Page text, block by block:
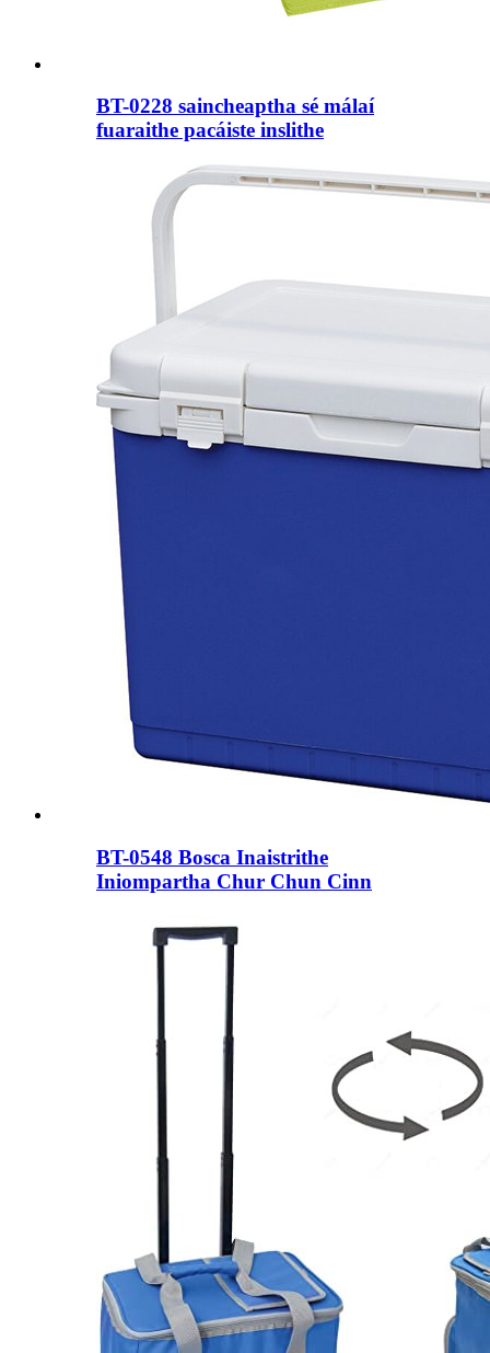
BT-0228 saincheaptha sé málaí
fuaraithe pacáiste inslithe
BT-0548 Bosca Inaistrithe
Iniompartha Chur Chun Cinn